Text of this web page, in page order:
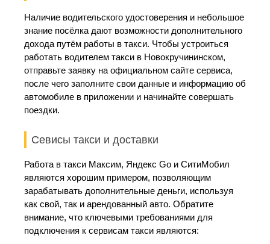
Наличие водительского удостоверения и небольшое
знание посёлка дают возможности дополнительного
дохода путём работы в такси. Чтобы устроиться
работать водителем такси в Новокручининском,
отправьте заявку на официальном сайте сервиса,
после чего заполните свои данные и информацию об
автомобиле в приложении и начинайте совершать
поездки.
Севисы такси и доставки
Работа в такси Максим, Яндекс Go и СитиМобил
являются хорошим примером, позволяющим
зарабатывать дополнительные деньги, используя
как свой, так и арендованный авто. Обратите
внимание, что ключевыми требованиями для
подключения к сервисам такси являются: